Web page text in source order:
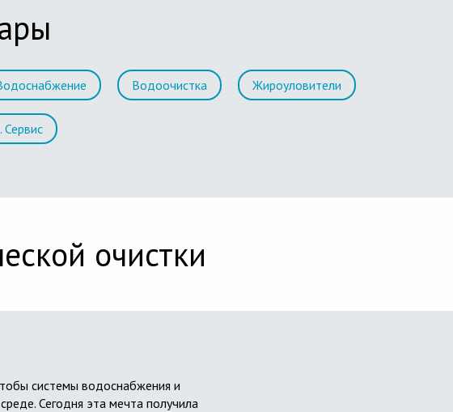
Водоочистка Жироуловители
Сервис
очистки
системы водоснабжения и
Сегодня эта мечта получила